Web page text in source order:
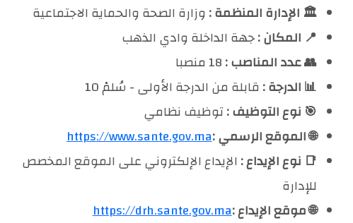
🏛️ الإدارة المنظمة : وزارة الصحة والحماية الاجتماعية
📍 المكان :جهة الداخلة وادي الذهب
👥 عدد المناصب :
📊 الدرجة : قابلة من الدرجة الأولى - سُلمْ 10
🎯 نوع التوظيف :توظيف نظامي
🌐 الموقع الرسمي :https://www.sante.gov.ma
📑 نوع الإيداع : الإيداع الإلكتروني على الموقع المخصص
للإدارة
🌐 موقع الإيداع :https://drh.sante.gov.ma